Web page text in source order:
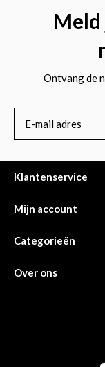
Meld
Ontvang de
Klantenservice
Mijn account
Categorieën
Over ons